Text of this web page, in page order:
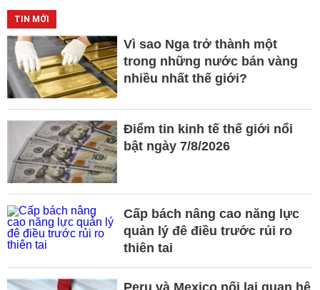
TIN MỚI
Vì sao Nga trở thành một
trong những nước bán vàng
nhiều nhất thế giới?
Điểm tin kinh tế thế giới nổi
bật ngày 7/8/2026
Cấp bách nâng cao năng lực
quản lý đê điều trước rủi ro
thiên tai
Peru và Mexico nối lại quan hệ